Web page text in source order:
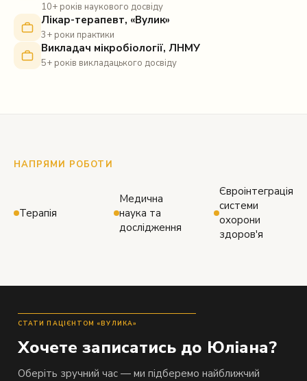
10+ років наукового досвіду
Лікар-терапевт, «Вулик»
3+ роки практики
Викладач мікробіології, ЛНМУ
5+ років викладацького досвіду
НАПРЯМИ РОБОТИ
Терапія
Медична
наука та
дослідження
Євроінтеграція
системи
охорони
здоров'я
СТАТИ ПАЦІЄНТОМ «ВУЛИКА»
Хочете записатись до Юліана?
Оберіть зручний час — ми підберемо найближчий